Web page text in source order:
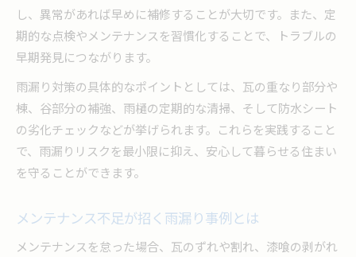
し、異常があれば早めに補修することが大切です。また、定
期的な点検やメンテナンスを習慣化することで、トラブルの
早期発見につながります。
雨漏り対策の具体的なポイントとしては、瓦の重なり部分や
棟、谷部分の補強、雨樋の定期的な清掃、そして防水シート
の劣化チェックなどが挙げられます。これらを実践すること
で、雨漏りリスクを最小限に抑え、安心して暮らせる住まい
を守ることができます。
メンテナンス不足が招く雨漏り事例とは
メンテナンスを怠った場合、瓦のずれや割れ、漆喰の剥がれ